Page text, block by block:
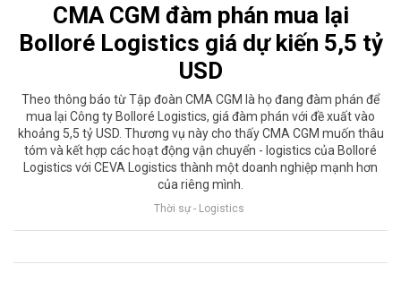
CMA CGM đàm phán mua lại
Bolloré Logistics giá dự kiến 5,5 tỷ
USD
Theo thông báo từ Tập đoàn CMA CGM là họ đang đàm phán để
mua lại Công ty Bolloré Logistics, giá đàm phán với đề xuất vào
khoảng 5,5 tỷ USD. Thương vụ này cho thấy CMA CGM muốn thâu
tóm và kết hợp các hoạt động vận chuyển - logistics của Bolloré
Logistics với CEVA Logistics thành một doanh nghiệp mạnh hơn
của riêng mình.
Thời sự - Logistics